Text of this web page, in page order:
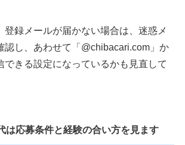
登録メールが届かない場合は、迷惑メ
認し、あわせて「@chibacari.com」か
できる設定になっているかも見直して
は応募条件と経験の合い方を見ます